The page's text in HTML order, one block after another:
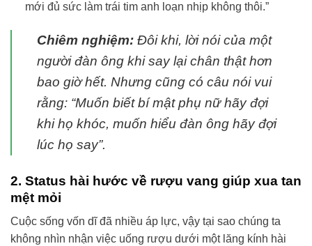
mới đủ sức làm trái tim anh loạn nhịp không thôi.”
Chiêm nghiệm: Đôi khi, lời nói của một
người đàn ông khi say lại chân thật hơn
bao giờ hết. Nhưng cũng có câu nói vui
rằng: “Muốn biết bí mật phụ nữ hãy đợi
khi họ khóc, muốn hiểu đàn ông hãy đợi
lúc họ say”.
2. Status hài hước về rượu vang giúp xua tan
mệt mỏi
Cuộc sống vốn dĩ đã nhiều áp lực, vậy tại sao chúng ta
không nhìn nhận việc uống rượu dưới một lăng kính hài